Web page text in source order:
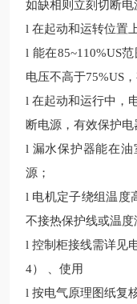
如缺相则立刻切断电
l 在起动和运转位置
l 能在85~110%US范
电压不高于75%US
l在起动和运行中，
断电源，有效保护电
l 漏水保护器能在油
源；
l 电机定子绕组温度
不接热保护线或温度
l 控制柜接线需详见
4）
、使用
l 按电气原理图纸复